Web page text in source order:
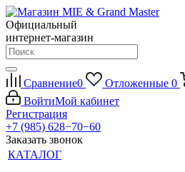
Официальный
интернет-магазин
Сравнение0 Отложенные 0
ВойтиМой кабинет
Регистрация
+7 (985) 628−70−60
Заказать звонок
КАТАЛОГ